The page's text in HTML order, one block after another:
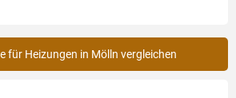
für Heizungen in Mölln vergleichen